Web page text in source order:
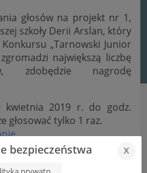
głosów na projekt nr 1,
szkoły Derii Arslan, który
„Tarnowski Junior
największą liczbę
zdobędzie nagrodę
kwietnia 2019 r. do godz.
głosować tylko 1 raz.
.
bezpieczeństwa x